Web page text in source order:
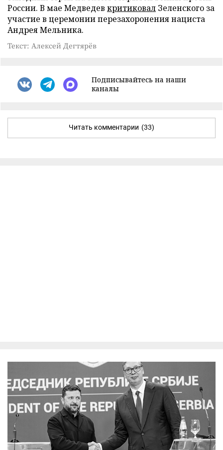
России. В мае Медведев критиковал Зеленского за
участие в церемонии перезахоронения нациста
Андрея Мельника.
Текст: Алексей Дегтярёв
Подписывайтесь на наши
каналы
Читать комментарии (33)